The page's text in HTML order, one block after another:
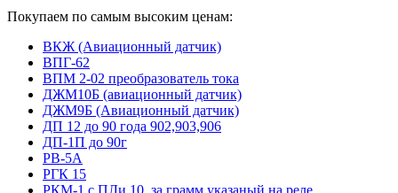
Покупаем по самым высоким ценам:
ВКЖ (Авиационный датчик)
ВПГ-62
ВПМ 2-02 преобразователь тока
ДЖМ10Б (авиационный датчик)
ДЖМ9Б (Авиационный датчик)
ДП 12 до 90 года 902,903,906
ДП-1П до 90г
РВ-5А
РГК 15